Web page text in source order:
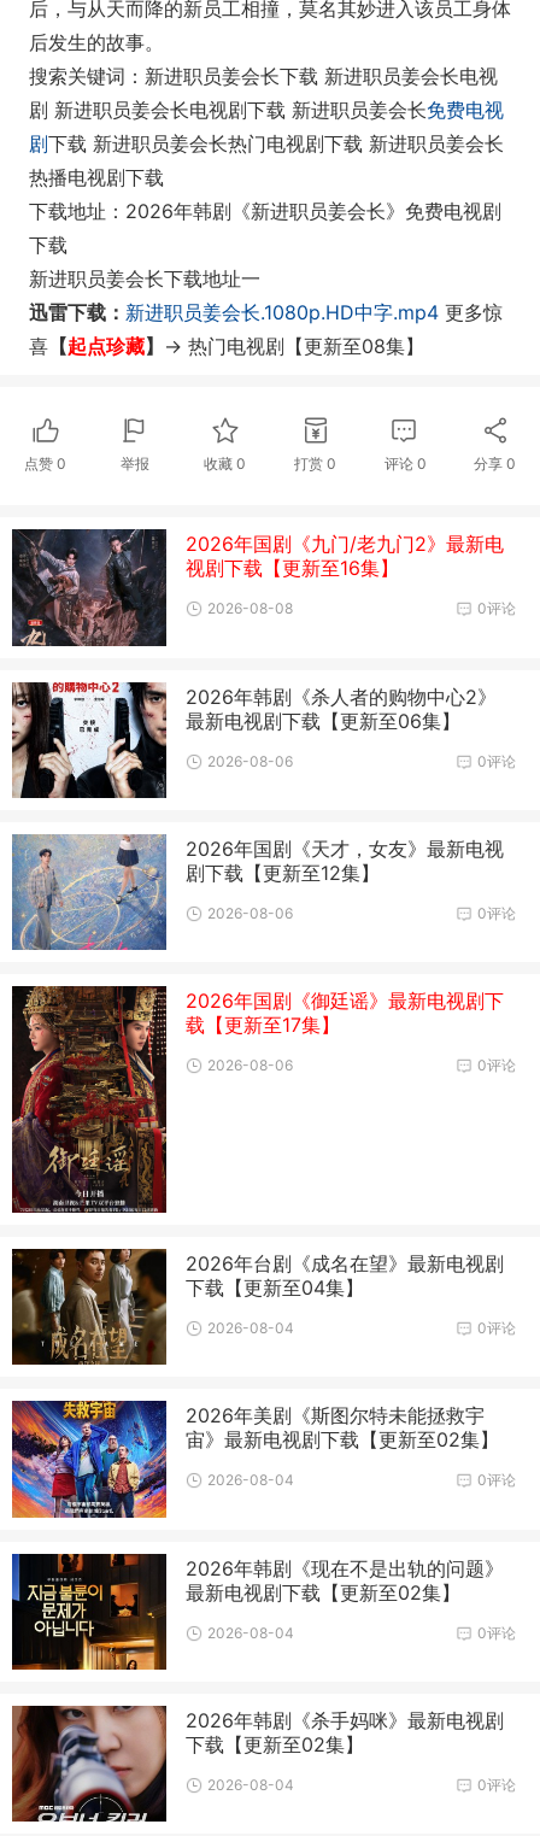
后，与从天而降的新员工相撞，莫名其妙进入该员工身体
后发生的故事。
搜索关键词：新进职员姜会长下载 新进职员姜会长电视
剧 新进职员姜会长电视剧下载 新进职员姜会长免费电视
剧下载 新进职员姜会长热门电视剧下载 新进职员姜会长
热播电视剧下载
下载地址：2026年韩剧《新进职员姜会长》免费电视剧
下载
新进职员姜会长下载地址一
迅雷下载： 新进职员姜会长.1080p.HD中字.mp4 更多惊
喜 【起点珍藏】 -> 热门电视剧 【更新至08集】
点赞 0 举报 收藏0 打赏 0 评论 0 分享0
2026年国剧《九门/老九门2》最新电
视剧下载【更新至16集】
0评论
2026-08-08
2026年韩剧《杀人者的购物中心2》
最新电视剧下载【更新至06集】
0评论
2026-08-06
2026年国剧《天才，女友》最新电视
剧下载【更新至12集】
0评论
2026-08-06
2026年国剧《御廷谣》最新电视剧下
载【更新至17集】
0评论
2026-08-06
2026年台剧《成名在望》最新电视剧
下载【更新至04集】
0评论
2026-08-04
2026年美剧《斯图尔特未能拯救宇
宙》最新电视剧下载【更新至02集】
0评论
2026-08-04
2026年韩剧《现在不是出轨的问题》
最新电视剧下载【更新至02集】
0评论
2026-08-04
2026年韩剧《杀手妈咪》最新电视剧
下载【更新至02集】
0评论
2026-08-04